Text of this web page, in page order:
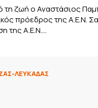
τη ζωή ο Αναστάσιος
πρόεδρος της Α.Ε.Ν.
της Α.Ε.Ν....
ΛΕΥΚΑΔΑΣ